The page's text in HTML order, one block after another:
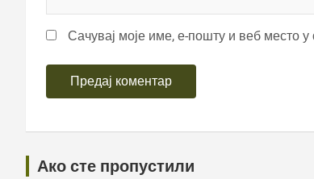
Сачувај моје име, е-пошту и веб место
Ако сте пропустили